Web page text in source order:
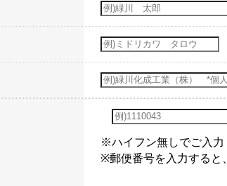
※ハイフン無しでご入力
※郵便番号を入力すると